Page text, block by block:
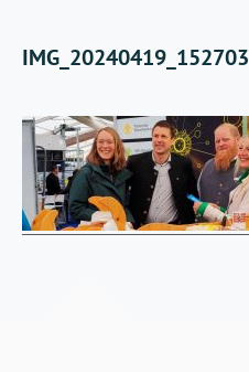
IMG_20240419_152703